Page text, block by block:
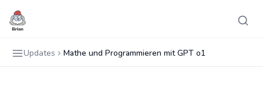
Updates Mathe und Programmieren mit GPT o1